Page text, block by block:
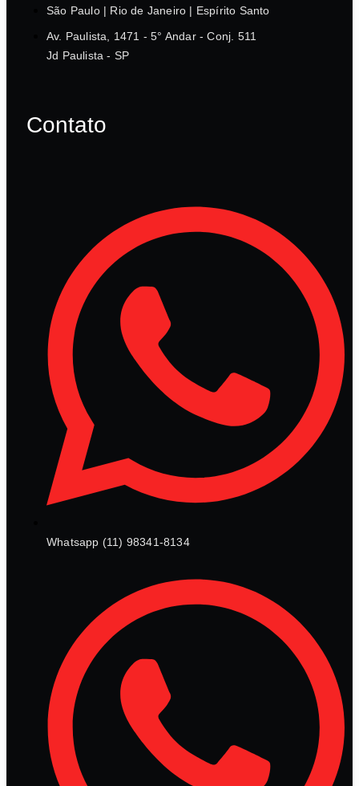
São Paulo | Rio de Janeiro | Espírito Santo
Av. Paulista, 1471 - 5° Andar - Conj. 511
Jd Paulista - SP
Contato
Whatsapp (11) 98341-8134